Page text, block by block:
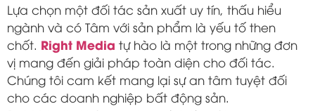
Lựa chọn một đối tác sản xuất uy tín, thấu hiểu
ngành và có Tâm với sản phẩm là yếu tố then
chốt. Right Media tự hào là một trong những đơn
vị mang đến giải pháp toàn diện cho đối tác.
Chúng tôi cam kết mang lại sự an tâm tuyệt đối
cho các doanh nghiệp bất động sản.